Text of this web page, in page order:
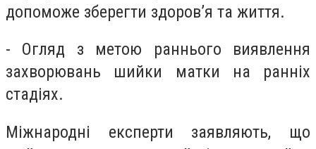
допоможе зберегти здоров’я та життя.
- Огляд з метою раннього виявлення
захворювань шийки матки на ранніх
стадіях.
Міжнародні експерти заявляють, що